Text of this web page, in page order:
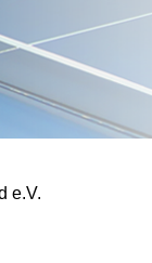
e.V.